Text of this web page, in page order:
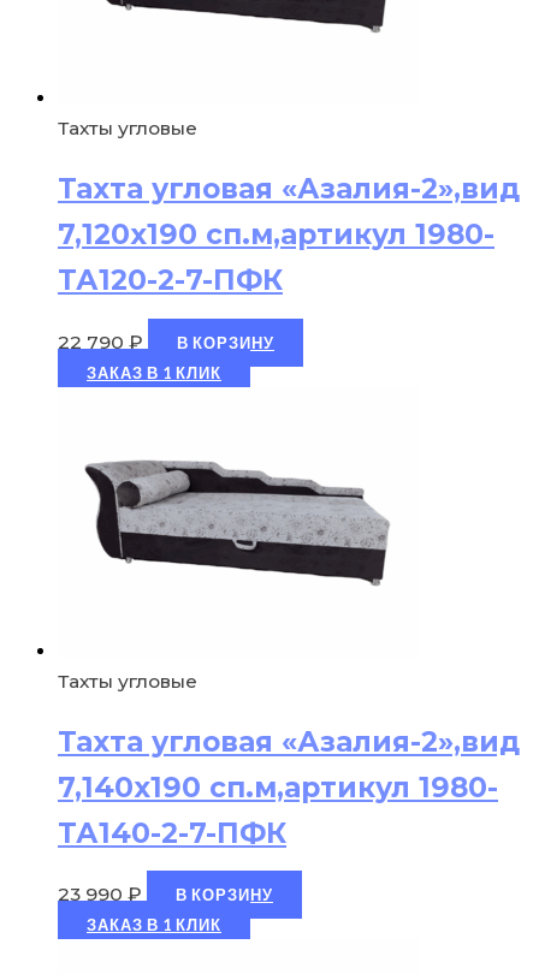
Тахты угловые
Тахта угловая «Азалия-2»,вид
7,120х190 сп.м,артикул 1980-
ТА120-2-7-ПФК
22 790 ₽
В КОРЗИНУ
ЗАКАЗ В 1 КЛИК
Тахты угловые
Тахта угловая «Азалия-2»,вид
7,140х190 сп.м,артикул 1980-
ТА140-2-7-ПФК
23 990 ₽
В КОРЗИНУ
ЗАКАЗ В 1 КЛИК